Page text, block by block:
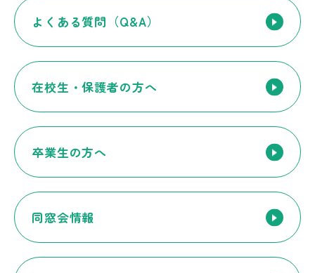
よくある質問（Q&A）
在校生・保護者の方へ
卒業生の方へ
同窓会情報